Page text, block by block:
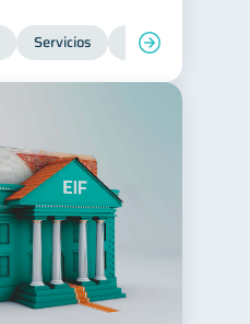
Servicios Inclusión financiera